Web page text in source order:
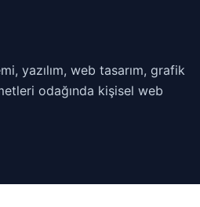
yazılım, web tasarım, grafik
odağında kişisel web